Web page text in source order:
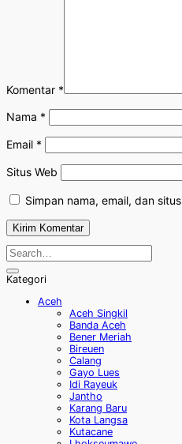
Komentar *
Nama *
Email *
Situs Web
Simpan nama, email, dan
Kategori
Aceh
Aceh Singkil
Banda Aceh
Bener Meriah
Bireuen
Calang
Gayo Lues
Idi Rayeuk
Jantho
Karang Baru
Kota Langsa
Kutacane